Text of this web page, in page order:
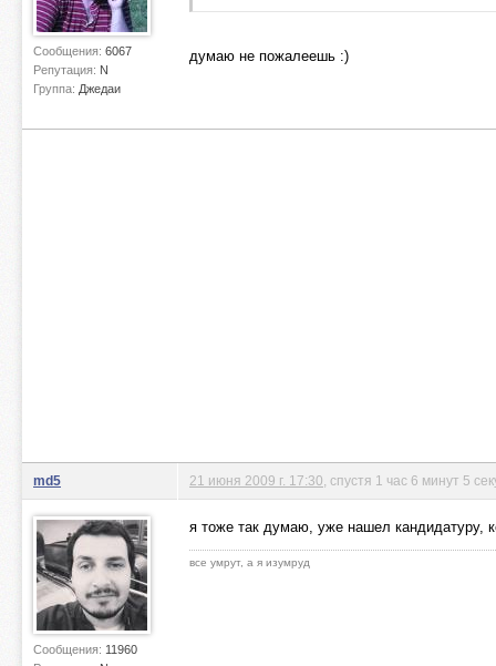
Сообщения: 6067
Репутация: N
Группа: Джедаи
думаю не пожалеешь :)
md5
Сообщения: 11960
21 июня 2009 г. 17:30 , спустя 1 час 6 минут 5
я тоже так думаю, уже нашел кандидатуру,
все умрут, а я изумруд